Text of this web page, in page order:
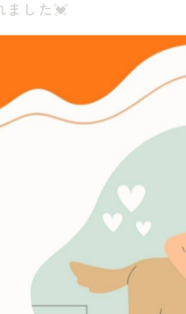
ました💓
容室#犬のトリミン
#可愛い#cute#ドッグ
ョンフリーゼ#ビシ